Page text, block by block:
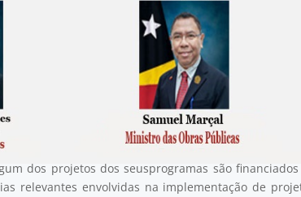
dos projetos dos seusprogramas são
relevantes envolvidas na implementação de